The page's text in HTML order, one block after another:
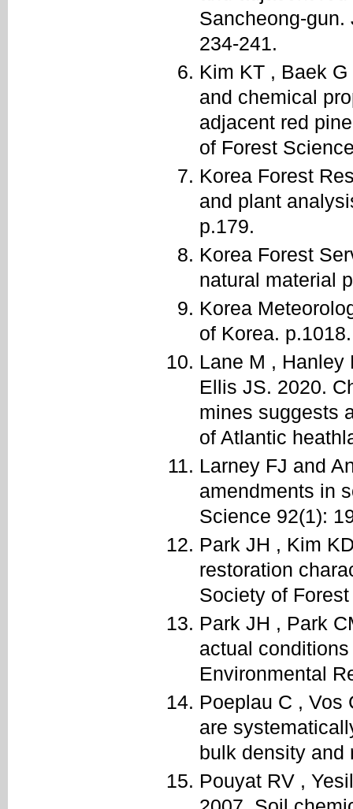
Sancheong-gun.
234-241.
Kim KT , Baek
and chemical
adjacent red
of Forest
Korea Forest
and plant
p.179.
Korea Forest
natural material
Korea
of Korea. p.1018.
Lane M , Hanley
Ellis JS. 2020.
mines suggests
of Atlantic
Larney FJ and
amendments in
Science 92(1):
Park JH , Kim
restoration
Society of
Park JH , Park
actual
Environmental
Poeplau C , Vos
are
bulk density and
Pouyat RV ,